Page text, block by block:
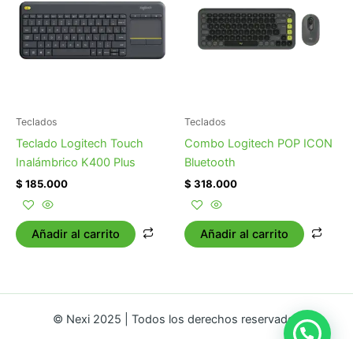
Teclados
Teclado Logitech Touch
Inalámbrico K400 Plus
$ 185.000
Añadir al carrito
Teclados
Combo Logitech POP ICON
Bluetooth
$ 318.000
Añadir al carrito
© Nexi 2025 | Todos los derechos reservados